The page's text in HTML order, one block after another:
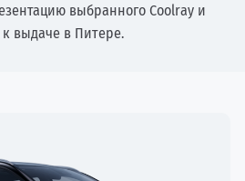
выбранного Coolray и
к выдаче в Питере.